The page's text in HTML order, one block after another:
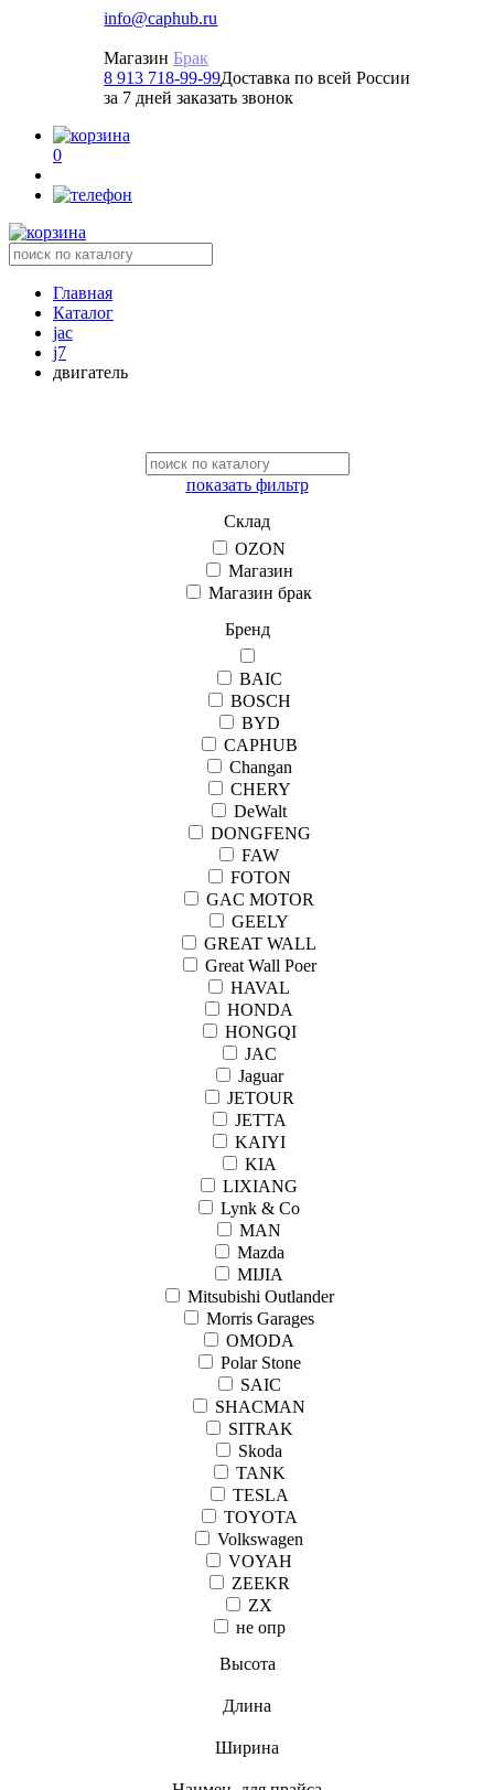
info@caphub.ru
Магазин Брак
8 913 718-99-99Доставка по всей России
за 7 дней заказать звонок
0
Главная
Каталог
jac
j7
двигатель
показать фильтр
Склад
OZON
Магазин
Магазин брак
Бренд
BAIC
BOSCH
BYD
CAPHUB
Changan
CHERY
DeWalt
DONGFENG
FAW
FOTON
GAC MOTOR
GEELY
GREAT WALL
Great Wall Рoer
HAVAL
HONDA
HONGQI
JAC
Jaguar
JETOUR
JETTA
KAIYI
KIA
LIXIANG
Lynk & Co
MAN
Mazda
MIJIA
Mitsubishi Outlander
Morris Garages
OMODA
Polar Stone
SAIC
SHACMAN
SITRAK
Skoda
TANK
TESLA
TOYOTA
Volkswagen
VOYAH
ZEEKR
ZX
не опр
Высота
Длина
Ширина